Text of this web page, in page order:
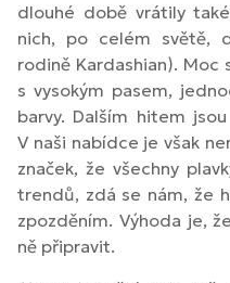
dlouhé době vrátily
nich, po celém světě,
rodině Kardashian).
s vysokým pasem,
barvy. Dalším hitem
V naši nabídce je však
značek, že všechny
trendů, zdá se nám, že
zpozděním. Výhoda je,
ně připravit.